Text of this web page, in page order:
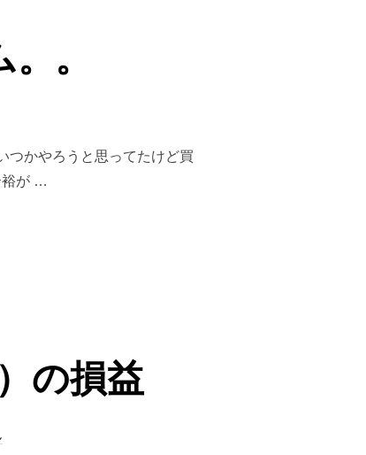
。
つかやろうと思ってたけど買
裕が …
の損益